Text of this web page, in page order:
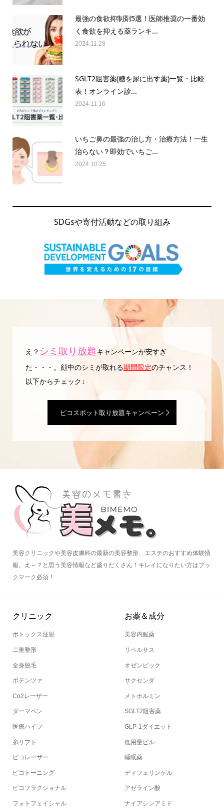
最強の食欲抑制剤5選！医師推奨の一番効
く食欲を抑える薬ランキ...
2024.11.28
SGLT2阻害薬(糖を尿に出す薬)一覧・比較
表！オンライン診...
2024.11.16
いちご鼻の最強の治し方・治療方法！一生
治らない？即効でいちご...
2024.10.25
SDGsや寄付活動などの取り組み
え？ シミ取り放題キャンペーンが安すぎ
た・・・。顔中のシミが取れる期間限定のチャンス！
以下からチェック↓
ピコスポット取り放題キャンペーン
美容クリニックや美容皮膚科の最新の美容整形、エステのおすすめ体験情
報、え～？と思う美容情報など盛りだくさん！キレイになりたい方はブッ
クマーク必須！
クリニック
ボトックス注射
二重整形
全身脱毛
ポテンツァ
Co2レーザー
ダーマペン
医療ハイフ
糸リフト
ピコレーザー
ピコトーニング
ピコフラクショナル
フォトフェイシャル
お薬＆成分
美容内服薬
リベルサス
オゼンピック
サクセンダ
メトホルミン
SGLT2阻害薬
GLP-1ダイエット
低用量ピル
睡眠薬
ディフェリンゲル
アゼライン酸
ナイアシンアミド